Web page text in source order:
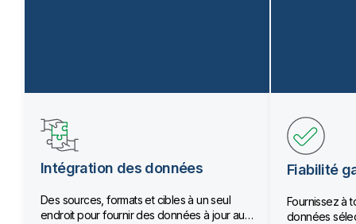
Intégration des données
Des sources, formats et cibles à un seul
endroit pour fournir des données à jour aux
Fiabilité
Fournissez à
données